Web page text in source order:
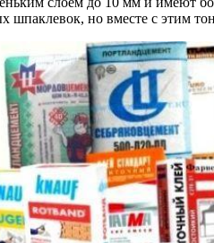
шпаклевок, но вместе с этим